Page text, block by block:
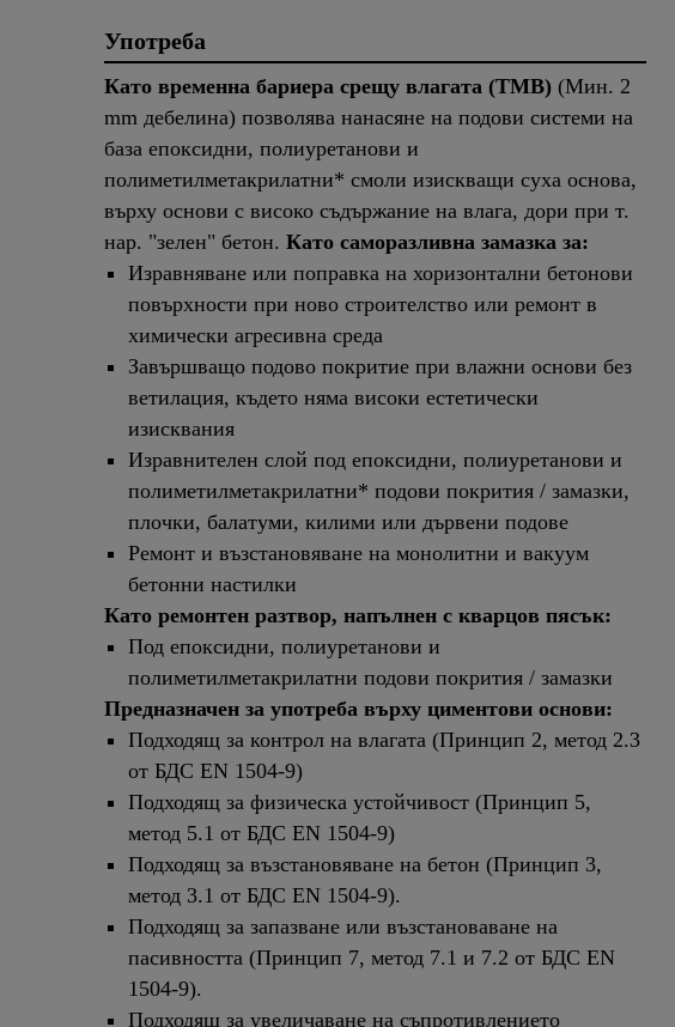
Употреба
Като временна бариера срещу влагата (TMB) (Мин. 2
mm дебелина) позволява нанасяне на подови системи на
база епоксидни, полиуретанови и
полиметилметакрилатни* смоли изискващи суха основа,
върху основи с високо съдържание на влага, дори при т.
нар. "зелен" бетон. Като саморазливна замазка за:
Изравняване или поправка на хоризонтални бетонови
повърхности при ново строителство или ремонт в
химически агресивна среда
Завършващо подово покритие при влажни основи без
ветилация, където няма високи естетически
изисквания
Изравнителен слой под епоксидни, полиуретанови и
полиметилметакрилатни* подови покрития / замазки,
плочки, балатуми, килими или дървени подове
Ремонт и възстановяване на монолитни и вакуум
бетонни настилки
Като ремонтен разтвор, напълнен с кварцов пясък:
Под епоксидни, полиуретанови и
полиметилметакрилатни подови покрития / замазки
Предназначен за употреба върху циментови основи:
Подходящ за контрол на влагата (Принцип 2, метод 2.3
от БДС EN 1504-9)
Подходящ за физическа устойчивост (Принцип 5,
метод 5.1 от БДС EN 1504-9)
Подходящ за възстановяване на бетон (Принцип 3,
метод 3.1 от БДС EN 1504-9).
Подходящ за запазване или възстановаване на
пасивността (Принцип 7, метод 7.1 и 7.2 от БДС EN
1504-9).
Подходящ за увеличаване на съпротивлението